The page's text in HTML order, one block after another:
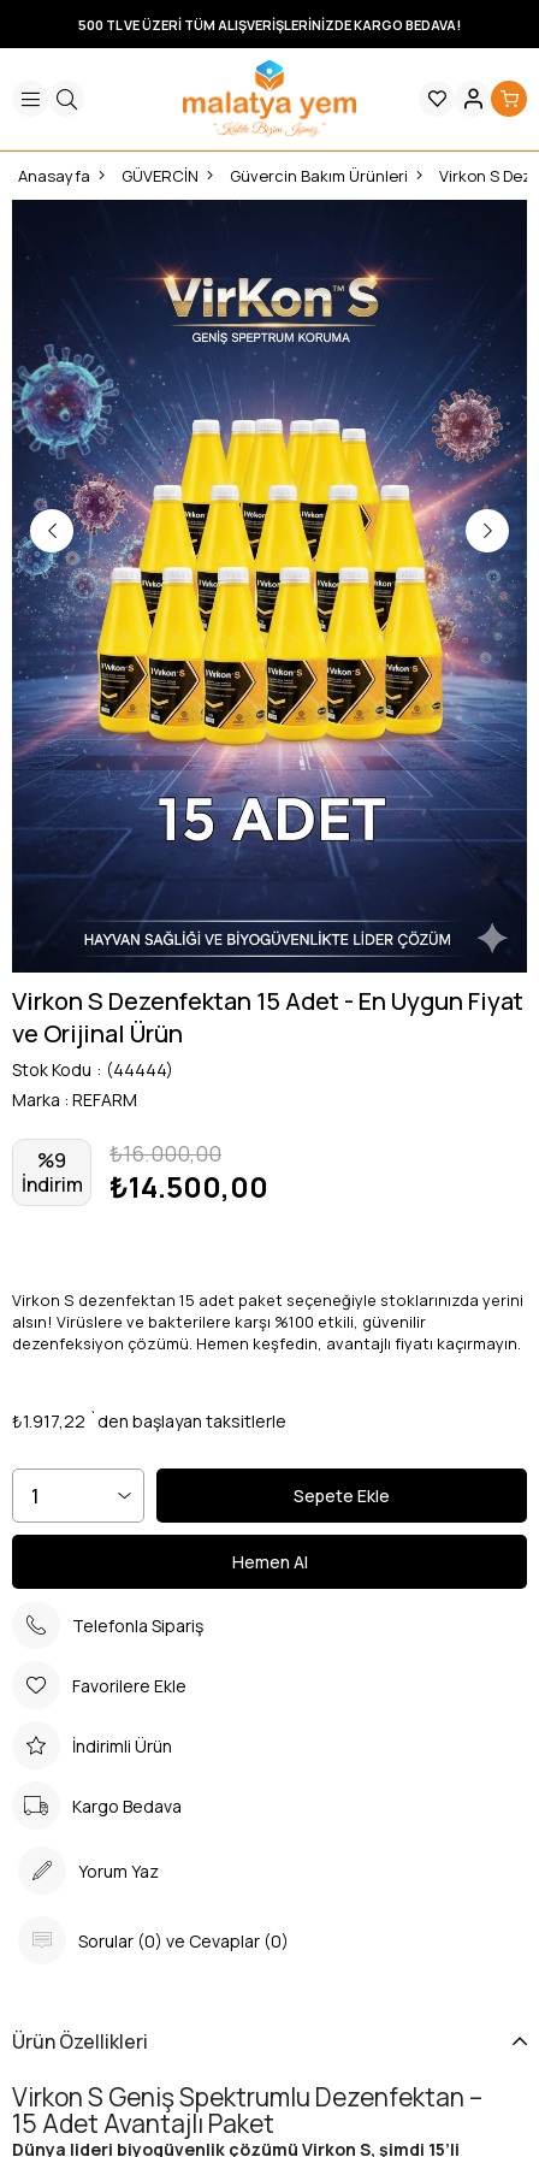
500 TL VE ÜZERİ TÜM ALIŞVERİŞLERİNİZDE KARGO BEDAVA!
Anasayfa GÜVERCİN Güvercin Bakım Ürünleri
Virkon S Dezenfektan 15 Adet - En Uygun Fiyat
ve Orijinal Ürün
Stok Kodu
(44444)
Marka : REFARM
%9
İndirim
₺16.000,00
₺14.500,00
Virkon S dezenfektan 15 adet paket seçeneğiyle stoklarınızda yerini
alsın! Virüslere ve bakterilere karşı %100 etkili, güvenilir
dezenfeksiyon çözümü. Hemen keşfedin, avantajlı fiyatı kaçırmayın.
₺1.917,22 `den başlayan taksitlerle
Telefonla Sipariş
Favorilere Ekle
İndirimli Ürün
Kargo Bedava
Yorum Yaz
Sorular (0) ve Cevaplar (0)
Ürün Özellikleri
Virkon S Geniş Spektrumlu Dezenfektan –
15 Adet Avantajlı Paket
Dünya lideri biyogüvenlik çözümü Virkon S, şimdi 15’li